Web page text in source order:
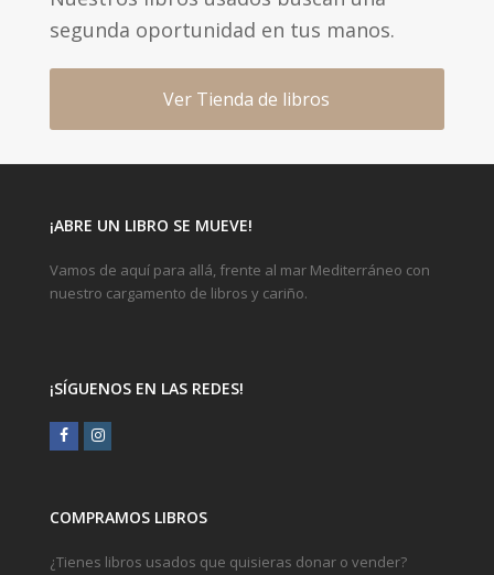
segunda oportunidad en tus manos.
Ver Tienda de libros
¡ABRE UN LIBRO SE MUEVE!
Vamos de aquí para allá, frente al mar Mediterráneo con
nuestro cargamento de libros y cariño.
¡SÍGUENOS EN LAS REDES!
FacebookInstagram
COMPRAMOS LIBROS
¿Tienes libros usados que quisieras donar o vender?